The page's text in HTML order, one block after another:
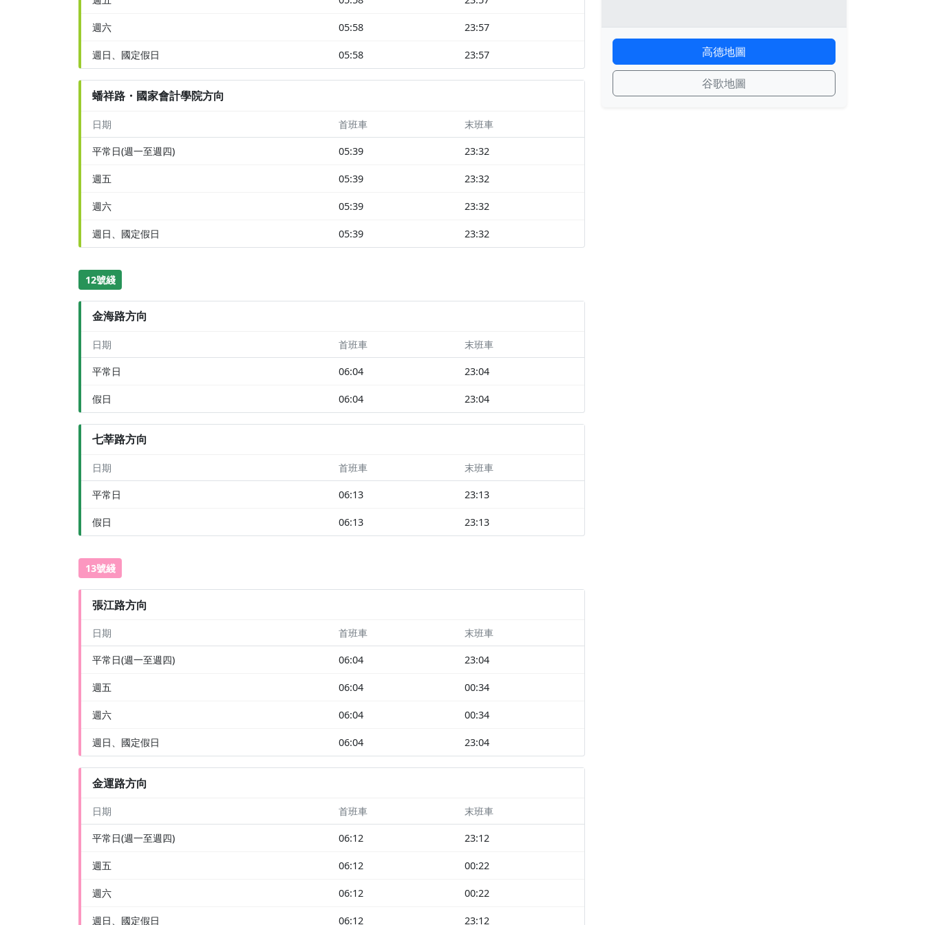
週六 05:58 23:57
週日、國定假日 05:58 23:57
蟠祥路・國家會計學院方向
日期 首班車 末班車
平常日(週一至週四) 05:39 23:32
週五 05:39 23:32
週六 05:39 23:32
週日、國定假日 05:39 23:32
12號綫
金海路方向
日期 首班車 末班車
平常日 06:04 23:04
假日 06:04 23:04
七莘路方向
日期 首班車 末班車
平常日 06:13 23:13
假日 06:13 23:13
13號綫
張江路方向
日期 首班車 末班車
平常日(週一至週四) 06:04 23:04
週五 06:04 00:34
週六 06:04 00:34
週日、國定假日 06:04 23:04
金運路方向
日期 首班車 末班車
平常日(週一至週四) 06:12 23:12
週五 06:12 00:22
週六 06:12 00:22
週日、國定假日 06:12 23:12
高德地圖
谷歌地圖